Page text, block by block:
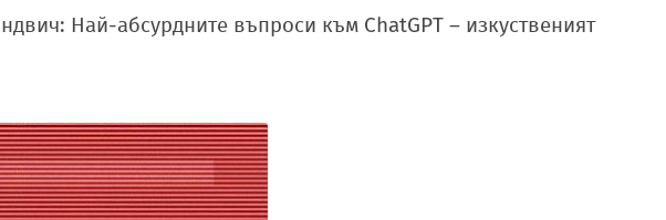
Най-абсурдните въпроси към ChatGPT – изкуственият